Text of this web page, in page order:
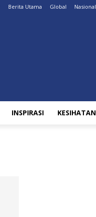
Berita Utama Global Nasional
INSPIRASI KESIHATAN